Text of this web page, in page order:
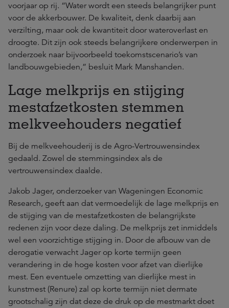
voorjaar op rij. “Water wordt een steeds belangrijker punt
voor de akkerbouwer. De kwaliteit, denk daarbij aan
verzilting, maar ook de kwantiteit door wateroverlast en
droogte. Dit zijn ook steeds belangrijkere onderwerpen in
onderzoek naar bijvoorbeeld toekomstscenario’s van
landbouwgebieden,” besluit Mark Manshanden.
Lage melkprijs en stijging
mestafzetkosten stemmen
melkveehouders negatief
Bij de melkveehouderij is de Agro-Vertrouwensindex
gedaald. Zowel de stemmingsindex als de
vertrouwensindex daalde.
Jakob Jager, onderzoeker van Wageningen Economic
Research, geeft aan dat vermoedelijk de lage melkprijs en
de stijging van de mestafzetkosten de belangrijkste
redenen zijn voor deze daling. De melkprijs zet inmiddels
wel een voorzichtige stijging in. Door de afbouw van de
derogatie verwacht Jager op korte termijn geen
verandering in de hoge kosten voor afzet van dierlijke
mest. Een eventuele omzetting van dierlijke mest in
kunstmest (Renure) zal op korte termijn niet dermate
grootschalig zijn dat deze de druk op de mestmarkt doet